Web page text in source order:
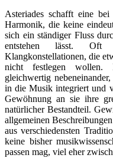
Asteriades schafft eine
Harmonik, die keine
sich ein ständiger Fluss
entstehen lässt. Oft
Klangkonstellationen, die
nicht festlegen wollen.
gleichwertig
in die Musik integriert und
Gewöhnung an sie ihre
natürlicher Bestandteil.
allgemeinen
aus verschiedensten
keine bisher
passen mag, viel eher